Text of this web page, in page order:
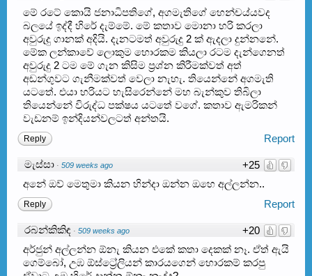
මේ රටේ කොයි ජනාධිපතිගේ, අගමැතිගේ හෙන්චය්යවද
බලයේ ඉද්දී හිරේ දැම්මේ. මේ කතාව මොනා හරි කරලා
අවුරුදු ගානක් අදියි. දැනටමත් අවුරුදු 2 ක් ඇදලා දුන්නනේ.
මේක ලන්කාවේ ලොකුම හොරකම කියලා රටම දැන්ගෙනත්
අවුරුදු 2 ටම මේ ගැන කිසිම ප්‍රශ්න කිරීමක්වත් අත්
අඩන්ගුවට ගැනීමක්වත් වෙලා නැහැ. තියෙන්නේ අගමැති
යටතේ. එයා හරියට හැසිරෙන්නේ මහ බැන්කුව තිබිලා
තියෙන්නේ විරුද්ධ පක්ෂය යටතේ වගේ. කතාව ඇමරිකන්
වැඩනම් ඉන්දියන්වලටත් අන්තයි.
Report
Reply
+25
මැස්සා · 509 weeks ago
අනේ ඔව් මෙතුමා කියන හින්දා ඔන්න ඔහෙ අල්ලන්න..
Report
Reply
+20
රබන්කිකිඳ · 509 weeks ago
අර්ජුන් අල්ලන්න ඕනැ කියන එකේ කතා දෙකක් නෑ. ඒත් ඇයි
ගෙම්බෝ, උඹ ඕස්ට්‍රේලියන් කාරයගෙන් හොරකම් කරපු